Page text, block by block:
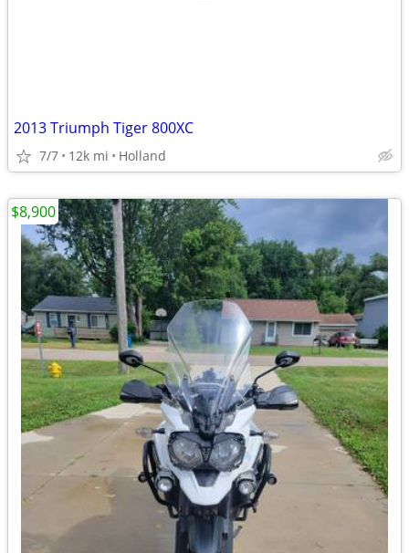
2013 Triumph Tiger 800XC
7/7 12k mi Holland
$8,900